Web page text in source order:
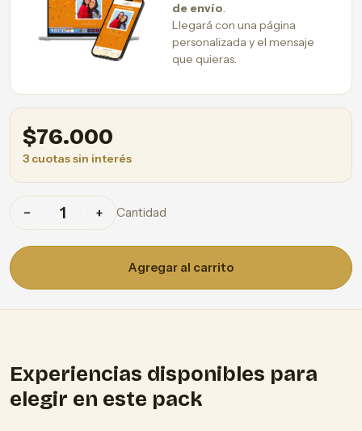
de envío.
Llegará con una página
personalizada y el mensaje
que quieras.
$76.000
3 cuotas sin interés
− + Cantidad
Agregar al carrito
Experiencias disponibles para
elegir en este pack